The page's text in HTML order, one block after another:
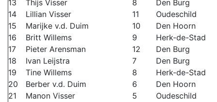
13
Thijs Visser 8
Den Burg
14
Lillian Visser 11
Oudeschild
15
Marijke v.d. Duim 10
Den Hoorn
16
Britt Willems 9
Herk-de-Stad
17
Pieter Arensman 12
Den Burg
18
Ivan Leijstra 7
Den Burg
19
Tine Willems 8
Herk-de-Stad
20
Berber v.d. Duim 6
Den Hoorn
21
Manon Visser 5
Oudeschild